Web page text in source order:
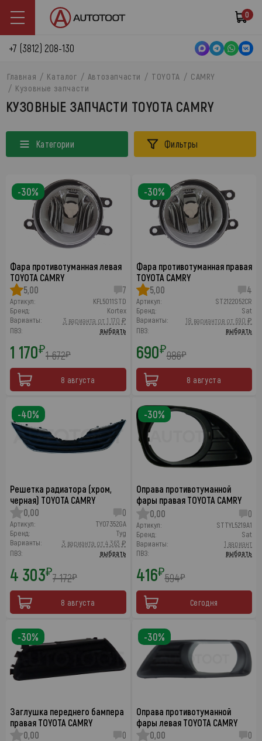
0
+7 (3812) 208-130
Главная Каталог Автозапчасти TOYOTA
CAMRY
Кузовные запчасти
КУЗОВНЫЕ ЗАПЧАСТИ TOYOTA CAMRY
Категории Фильтры
Фара противотуманная левая
TOYOTA CAMRY
5,00
7
Артикул:
KFL5011STD
Бренд:
Kortex
Варианты:
3 варианта от 1 170 ₽
ПВЗ:
выбрать
1 170₽1 672₽
8 августа
-30%
Фара противотуманная правая
TOYOTA CAMRY
5,00
4
Артикул:
ST2122052CR
Бренд:
Sat
Варианты:
18 вариантов от 690 ₽
ПВЗ:
выбрать
690₽986₽
8 августа
-30%
Решетка радиатора (хром,
черная) TOYOTA CAMRY
0,00
0
Артикул:
TY07352GA
Бренд:
Tyg
Варианты:
3 варианта от 4 363 ₽
ПВЗ:
выбрать
4 303₽7 172₽
8 августа
-40%
Оправа противотуманной
фары правая TOYOTA CAMRY
0,00
0
Артикул:
STTYL5219A1
Бренд:
Sat
Варианты:
1 вариант
ПВЗ:
выбрать
416₽594₽
Сегодня
-30%
Заглушка переднего бампера
правая TOYOTA CAMRY
0,00
0
-30%
Оправа противотуманной
фары левая TOYOTA CAMRY
0,00
0
-30%